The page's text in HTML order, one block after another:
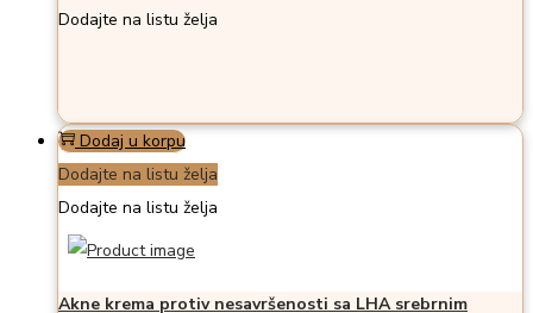
Dodajte na listu želja
Dodaj u korpu
Dodajte na listu želja
Dodajte na listu želja
Akne krema protiv nesavršenosti sa LHA srebrnim